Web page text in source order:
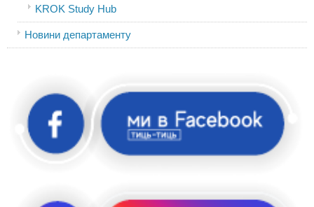
KROK Study Hub
Новини департаменту